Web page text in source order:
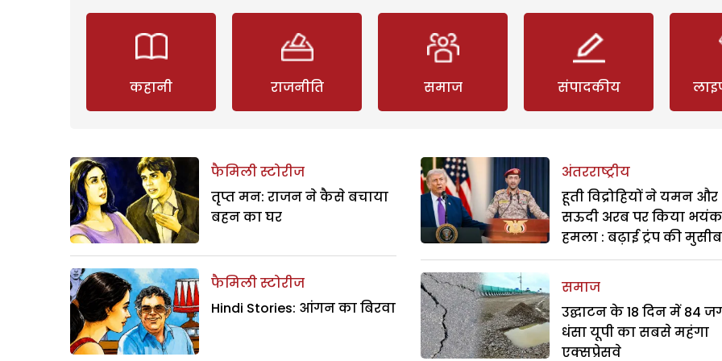
कहानी राजनीति समाज संपादकीय
फैमिली स्टोरीज
तृप्त मन: राजन ने कैसे बचाया
बहन का घर
फैमिली स्टोरीज
Hindi Stories: आंगन का बिरवा
अंतरराष्ट्रीय
हूती विद्रोहियों ने यमन और
सऊदी अरब पर किया
हमला : बढ़ाई ट्रंप की
समाज
उद्घाटन के 18 दिन में 84
धंसा यूपी का सबसे महंगा
एक्सप्रेसवे